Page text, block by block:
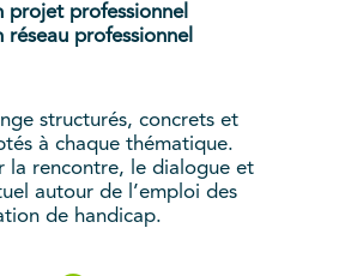
projet professionnel
réseau professionnel
structurés, concrets et
à chaque thématique.
la rencontre, le dialogue et
autour de l’emploi des
de handicap.